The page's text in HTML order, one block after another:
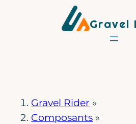
Gravel
Gravel Rider »
Composants »